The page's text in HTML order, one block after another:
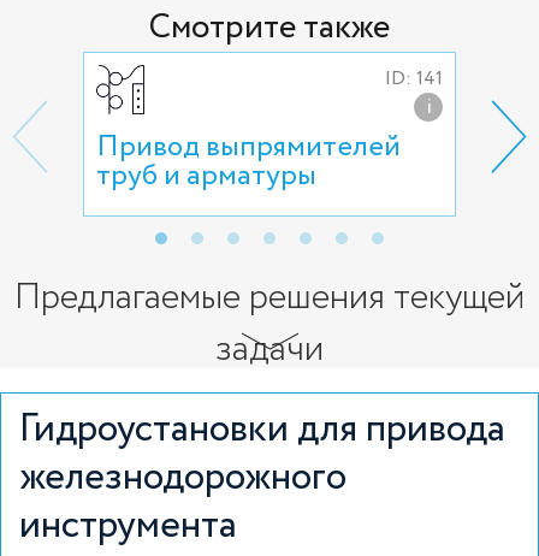
Смотрите также
ID: 141
i
Привод выпрямителей
труб и арматуры
Предлагаемые решения текущей
задачи
Гидроустановки для привода
железнодорожного
инструмента